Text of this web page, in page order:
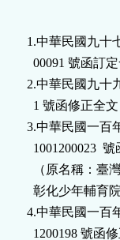
按
鈕
區
1.中華民國九十
00091 號函訂
2.中華民國九十
1 號函修正全文
3.中華民國一百
1001200023
（原名稱：臺
彰化少年輔育
4.中華民國一百
1200198 號函